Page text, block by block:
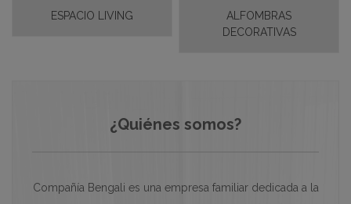
ESPACIO LIVING
ALFOMBRAS
DECORATIVAS
¿Quiénes somos?
Compañía Bengali es una empresa familiar dedicada a la